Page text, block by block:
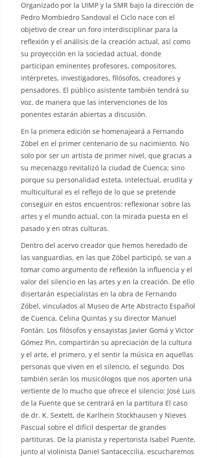
Organizado por la UIMP y la SMR bajo la dirección de
Pedro Mombiedro Sandoval el Ciclo nace con el
objetivo de crear un foro interdisciplinar para la
reflexión y el análisis de la creación actual, así como
su proyección en la sociedad actual, donde
participan eminentes profesores, compositores,
intérpretes, investigadores, filósofos, creadores y
pensadores. El público asistente también tendrá su
voz, de manera que las intervenciones de los
ponentes estarán abiertas a discusión.
En la primera edición se homenajeará a Fernando
Zóbel en el primer centenario de su nacimiento. No
solo por ser un artista de primer nivel, que gracias a
su mecenazgo revitalizó la ciudad de Cuenca; sino
porque su personalidad esteta, intelectual, erudita y
multicultural es el reflejo de lo que se pretende
conseguir en estos encuentros: reflexionar sobre las
artes y el mundo actual, con la mirada puesta en el
pasado y en otras culturas.
Dentro del acervo creador que hemos heredado de
las vanguardias, en las que Zóbel participó, se van a
tomar como argumento de reflexión la influencia y el
valor del silencio en las artes y en la creación. De ello
disertarán especialistas en la obra de Fernando
Zóbel, vinculados al Museo de Arte Abstracto Español
de Cuenca, Celina Quintas y su director Manuel
Fontán. Los filósofos y ensayistas Javier Gomá y Victor
Gómez Pin, compartirán su apreciación de la cultura
y el arte, el primero, y el sentir la música en aquellas
personas que viven en el silencio, el segundo. Dos
también serán los musicólogos que nos aporten una
vertiente de lo mucho que ofrece el silencio: José Luis
de la Fuente que se centrará en la partitura El caso
de dr. K. Sextett, de Karlhein Stockhausen y Nieves
Pascual sobre el difícil despertar de grandes
partituras. De la pianista y repertorista Isabel Puente,
junto al violinista Daniel Santaceccilia, escucharemos